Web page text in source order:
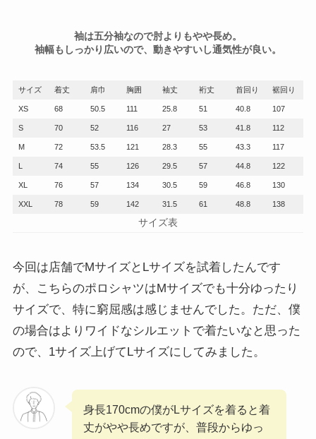
袖は五分袖なので肘よりもやや長め。
袖幅もしっかり広いので、動きやすいし通気性が良い。
サイズ 着丈 肩巾 胸囲 袖丈 裄丈 首回り 裾回り
XS 68 50.5 111 25.8 51 40.8 107
S 70 52 116 27 53 41.8 112
M 72 53.5 121 28.3 55 43.3 117
L 74 55 126 29.5 57 44.8 122
XL 76 57 134 30.5 59 46.8 130
XXL 78 59 142 31.5 61 48.8 138
サイズ表
今回は店舗でMサイズとLサイズを試着したんです
が、こちらのポロシャツはMサイズでも十分ゆったり
サイズで、特に窮屈感は感じませんでした。ただ、僕
の場合はよりワイドなシルエットで着たいなと思った
ので、1サイズ上げてLサイズにしてみました。
身長170cmの僕がLサイズを着ると着
丈がやや長めですが、普段からゆっ